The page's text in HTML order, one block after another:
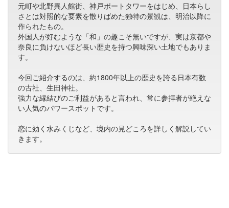
元町や北野異人館街、神戸ポートタワーをはじめ、日本らし
さとは対照的な要素を散りばめた独特の景観は、明治以降に
作られたもの。
外国人が好むような「和」の趣こそ無いですが、実は京都や
奈良に負けないほど長い歴史を持つ興味深い土地でもありま
す。
今回ご紹介するのは、約1800年以上の歴史を誇る日本有数
の古社、生田神社。
強力な縁結びのご利益があると言われ、常に参拝者が絶えな
い人気のパワースポットです。
恋に効く水みくじなど、境内の見どころを詳しく解説してい
きます。